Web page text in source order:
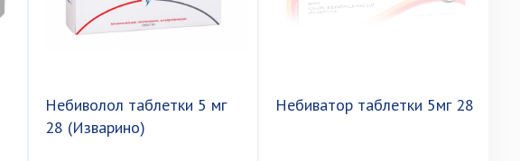
Небиволол таблетки 5 мг
28 (Изварино)
Небиватор таблетки 5мг 28